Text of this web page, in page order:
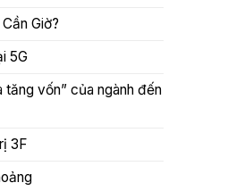
Giờ?
5G
vốn” của ngành đến
3F